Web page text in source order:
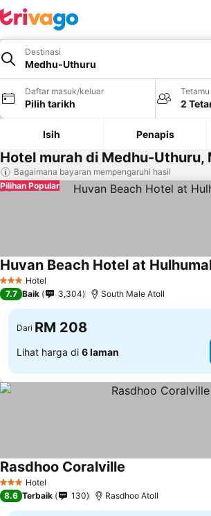
Destinasi
Medhu-Uthuru
Daftar masuk/keluar
Pilih tarikh 2
Isih Penapis
Hotel murah di Medhu-Uthuru,
Bagaimana bayaran mempengaruhi hasil
Pilihan Popular
3 BintangHotel
Huvan Beach Hotel at
7.7 Baik 3,304 South Male Atoll
Dari RM 208
Lihat harga di 6 laman
3 BintangHotel
Rasdhoo Coralville
8.6 Terbaik 130 Rasdhoo Atoll